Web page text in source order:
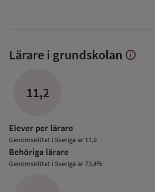
Lärare i grundskolan Visa
info
11,2
Elever per lärare
Genomsnittet i Sverige är 11,9
Behöriga lärare
Genomsnittet i Sverige är 73,4%